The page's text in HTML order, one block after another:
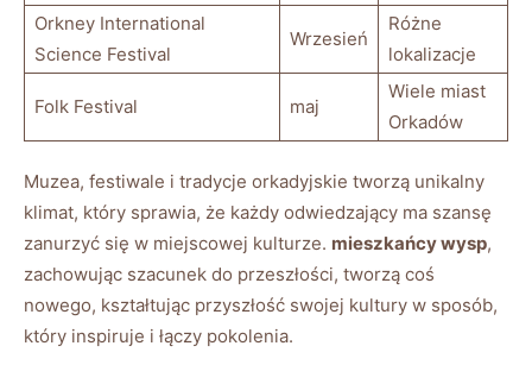
Orkney International
Science Festival
Wrzesień
Różne
lokalizacje
Folk Festival maj
Wiele miast
Orkadów
Muzea, festiwale i tradycje orkadyjskie tworzą unikalny
klimat, który sprawia, że każdy odwiedzający ma szansę
zanurzyć się w miejscowej kulturze. mieszkańcy wysp,
zachowując szacunek do przeszłości, tworzą coś
nowego, kształtując przyszłość swojej kultury w sposób,
który inspiruje i łączy pokolenia.